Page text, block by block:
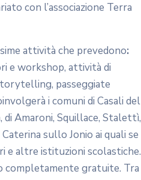
con l’associazione Terra
attività che prevedono:
e workshop, attività di
passeggiate
i comuni di Casali del
di Amaroni, Squillace, Stalettì,
sullo Jonio ai quali se
e altre istituzioni scolastiche.
completamente gratuite. Tra